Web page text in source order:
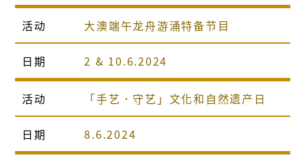
活动 大澳端午龙舟游涌特备节目
日期 2 & 10.6.2024
活动 「手艺．守艺」文化和自然遗产日
日期 8.6.2024